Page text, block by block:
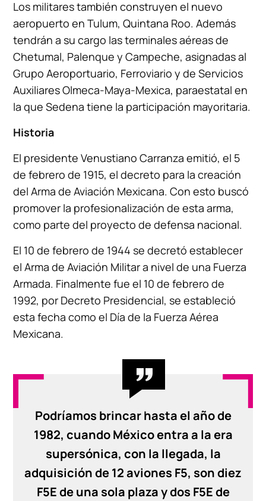
Los militares también construyen el nuevo
aeropuerto en Tulum, Quintana Roo. Además
tendrán a su cargo las terminales aéreas de
Chetumal, Palenque y Campeche, asignadas al
Grupo Aeroportuario, Ferroviario y de Servicios
Auxiliares Olmeca-Maya-Mexica, paraestatal en
la que Sedena tiene la participación mayoritaria.
Historia
El presidente Venustiano Carranza emitió, el 5
de febrero de 1915, el decreto para la creación
del Arma de Aviación Mexicana. Con esto buscó
promover la profesionalización de esta arma,
como parte del proyecto de defensa nacional.
El 10 de febrero de 1944 se decretó establecer
el Arma de Aviación Militar a nivel de una Fuerza
Armada. Finalmente fue el 10 de febrero de
1992, por Decreto Presidencial, se estableció
esta fecha como el Día de la Fuerza Aérea
Mexicana.
Podríamos brincar hasta el año de
1982, cuando México entra a la era
supersónica, con la llegada, la
adquisición de 12 aviones F5, son diez
F5E de una sola plaza y dos F5E de